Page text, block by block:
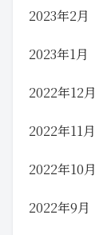
2023年2月
2023年1月
2022年12月
2022年11月
2022年10月
2022年9月